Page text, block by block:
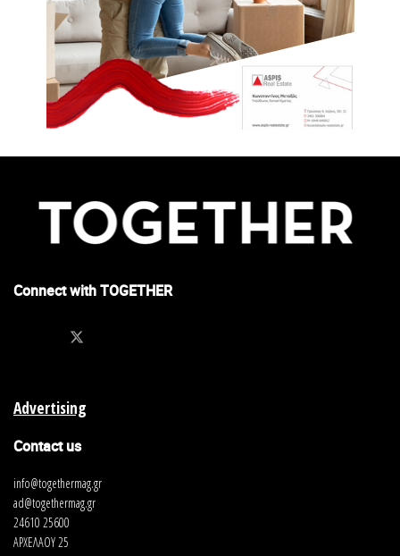
Connect with TOGETHER
Advertising
Contact us
info@togethermag.gr
ad@togethermag.gr
24610 25600
ΑΡΧΕΛΑΟΥ 25